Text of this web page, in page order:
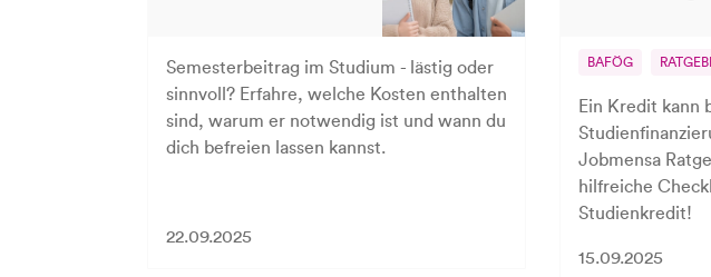
Semesterbeitrag im Studium - lästig oder
sinnvoll? Erfahre, welche Kosten enthalten
sind, warum er notwendig ist und wann du
dich befreien lassen kannst.
22.09.2025
BAFÖG
Ein Kredit kann
Jobmensa
hilfreiche
Studienkredit!
15.09.2025